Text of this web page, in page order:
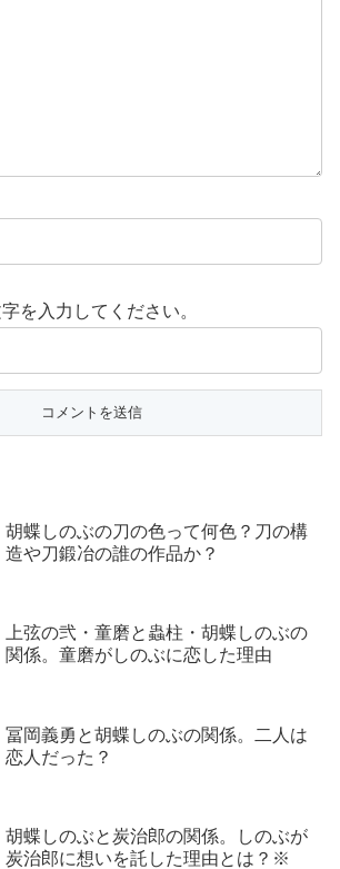
を入力してください。
胡蝶しのぶの刀の色って何色？刀の構
造や刀鍛冶の誰の作品か？
上弦の弐・童磨と蟲柱・胡蝶しのぶの
関係。童磨がしのぶに恋した理由
冨岡義勇と胡蝶しのぶの関係。二人は
恋人だった？
胡蝶しのぶと炭治郎の関係。しのぶが
炭治郎に想いを託した理由とは？※